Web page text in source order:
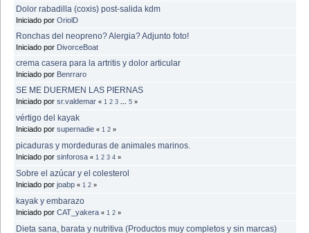
Dolor rabadilla (coxis) post-salida kdm
Iniciado por OriolD
Ronchas del neopreno? Alergia? Adjunto foto!
Iniciado por DivorceBoat
crema casera para la artritis y dolor articular
Iniciado por Benrraro
SE ME DUERMEN LAS PIERNAS
Iniciado por sr.valdemar « 1 2 3 ... 5 »
vértigo del kayak
Iniciado por supernadie « 1 2 »
picaduras y mordeduras de animales marinos.
Iniciado por sinforosa « 1 2 3 4 »
Sobre el azúcar y el colesterol
Iniciado por joabp « 1 2 »
kayak y embarazo
Iniciado por CAT_yakera « 1 2 »
Dieta sana, barata y nutritiva (Productos muy completos y sin marcas)